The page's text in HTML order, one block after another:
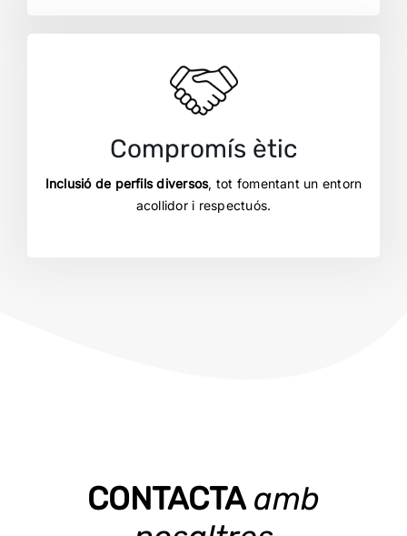
Compromís ètic
Inclusió de perfils diversos, tot fomentant un entorn
acollidor i respectuós.
CONTACTA amb